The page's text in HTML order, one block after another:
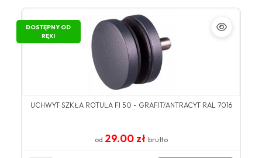
DOSTĘPNY OD
RĘKI
UCHWYT SZKŁA ROTULA FI 50 - GRAFIT/ANTRACYT RAL 7016
od 29.00 zł brutto